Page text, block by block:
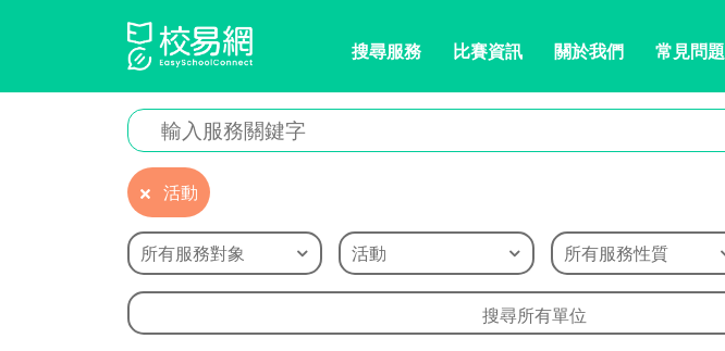
搜尋服務 比賽資訊 關於我們 常見問題
活動
所有服務對象 活動 所有服務性質
搜尋所有單位